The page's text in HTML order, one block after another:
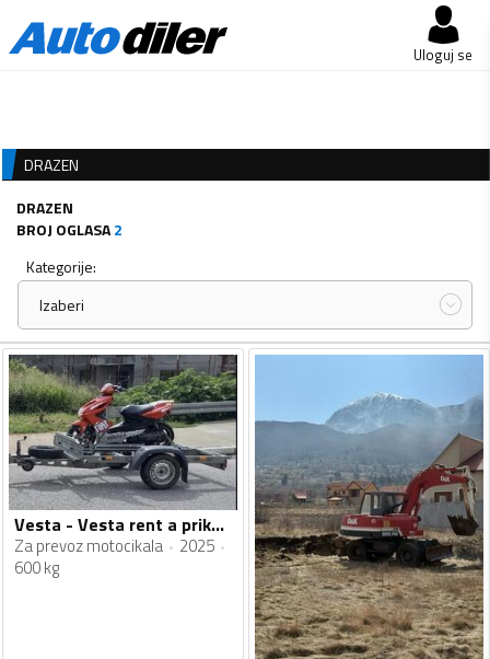
Uloguj se
DRAZEN
DRAZEN
BROJ OGLASA2
Kategorije:
Izaberi
Vesta - Vesta rent a prikolica
Za prevoz motocikala
2025
600 kg